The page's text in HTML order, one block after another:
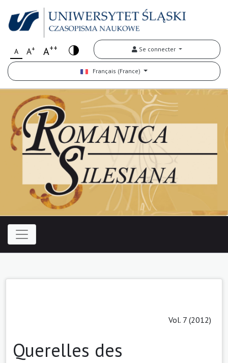
A A+ A++ Se connecter
Français (France)
Vol. 7 (2012)
Querelles des